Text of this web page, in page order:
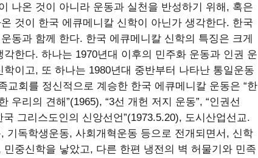
나온 것이 아니라 운동과 실천을 반성하기 위해, 혹은
것이 한국 에큐메니칼 신학이 아닌가 생각한다. 한국
동과 함께 한다. 한국 에큐메니칼 신학의 특징은 크게
각한다. 하나는 1970년대 이후의 민주화 운동과 인권 운
학이고, 또 하나는 1980년대 중반부터 나타난 통일운동
교회를 정신적으로 계승한 한국 에큐메니칼 운동은 “한
우리의 견해”(1965), “3선 개헌 저지 운동”, “인권선
국 그리스도인의 신앙선언”(1973.5.20), 도시산업선교.
기독학생운동, 사회개혁운동 등으로 전개되면서, 신학
민중신학을 낳았고, 다른 한편 냉전의 벽 허물기와 민족